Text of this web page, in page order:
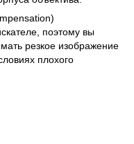
поэтому вы
резкое изображение
плохого